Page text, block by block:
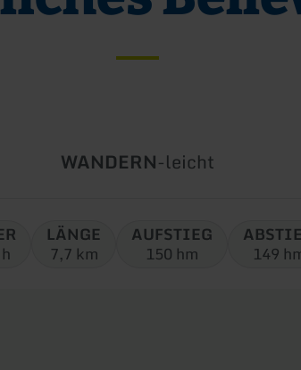
Art
Tour:
WANDERN-Schwierigkeit:
leicht
LÄNGE
7,7 km
AUFSTIEG
150 hm
149